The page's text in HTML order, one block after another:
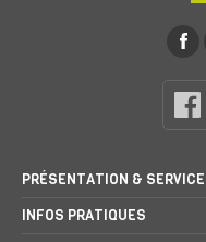
PRÉSENTATION &
INFOS PRATIQUES